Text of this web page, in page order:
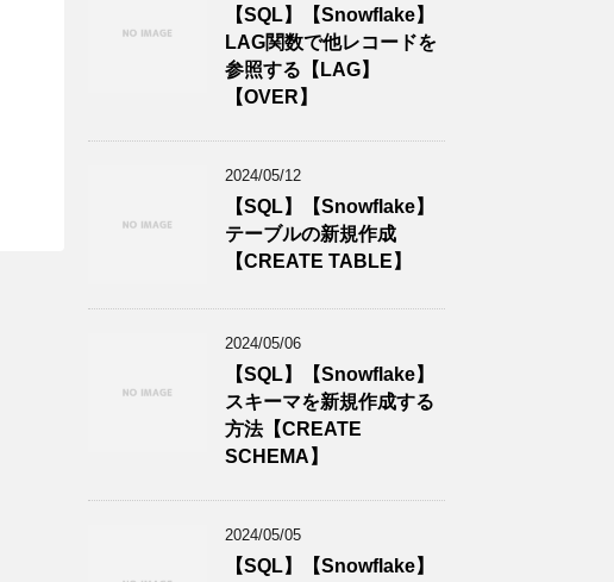
【SQL】【Snowflake】
LAG関数で他レコードを
参照する【LAG】
【OVER】
2024/05/12
【SQL】【Snowflake】
テーブルの新規作成
【CREATE TABLE】
2024/05/06
【SQL】【Snowflake】
スキーマを新規作成する
方法【CREATE
SCHEMA】
2024/05/05
【SQL】【Snowflake】